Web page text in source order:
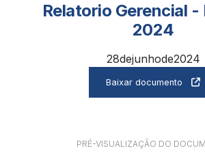
Relatorio Gerencial -
2024
28dejunhode2024
Baixar documento 
PRÉ-VISUALIZAÇÃO DO